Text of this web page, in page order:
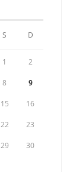
S D
1 2
8 9
15 16
22 23
29 30